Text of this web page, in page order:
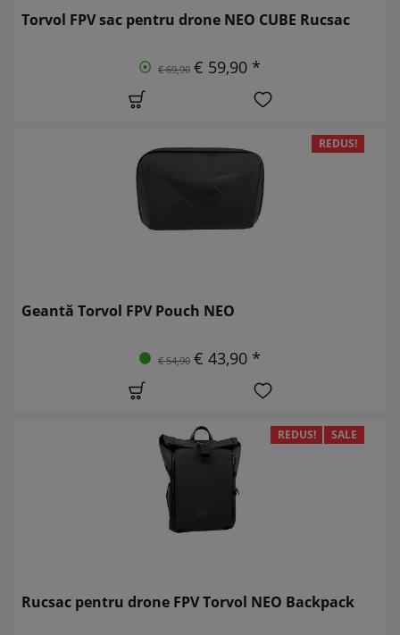
Torvol FPV sac pentru drone NEO CUBE Rucsac
€ 69,90 € 59,90 *
REDUS!
Geantă Torvol FPV Pouch NEO
€ 54,90 € 43,90 *
REDUS! SALE
Rucsac pentru drone FPV Torvol NEO Backpack